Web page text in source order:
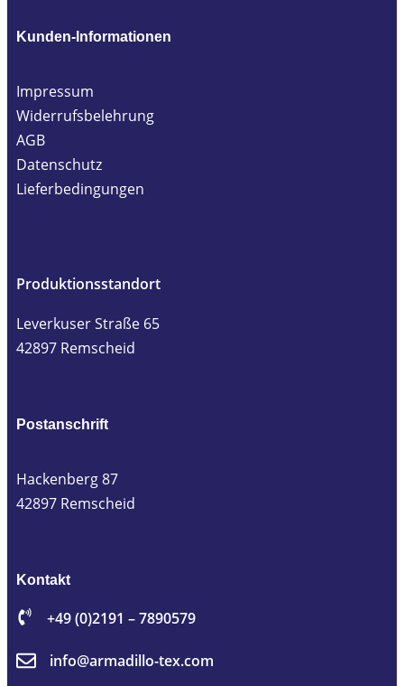
Kunden-Informationen
Impressum
Widerrufsbelehrung
AGB
Datenschutz
Lieferbedingungen
Produktionsstandort
Leverkuser Straße 65
42897 Remscheid
Postanschrift
Hackenberg 87
42897 Remscheid
Kontakt
+49 (0)2191 – 7890579
info@armadillo-tex.com